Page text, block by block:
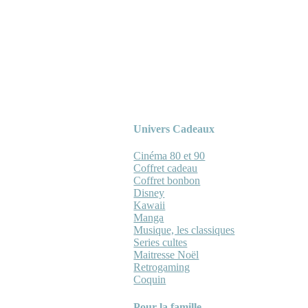
Univers Cadeaux
Cinéma 80 et 90
Coffret cadeau
Coffret bonbon
Disney
Kawaii
Manga
Musique, les classiques
Series cultes
Maitresse Noël
Retrogaming
Coquin